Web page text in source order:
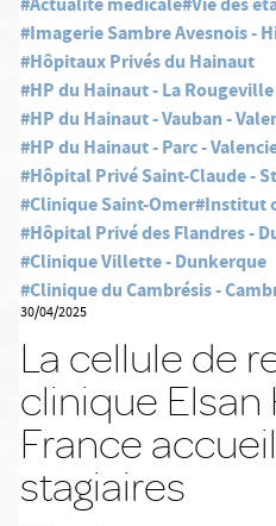
#Imagerie Sambre Avesnois -
#Hôpitaux Privés du Hainaut
#HP du Hainaut - La
#HP du Hainaut - Vauban -
#HP du Hainaut - Parc -
#Hôpital Privé Saint-Claude -
#Clinique Saint-Omer#Institut
#Hôpital Privé des Flandres -
#Clinique Villette - Dunkerque
#Clinique du Cambrésis -
30/04/2025
La cellule de
clinique Elsan
France
stagiaires